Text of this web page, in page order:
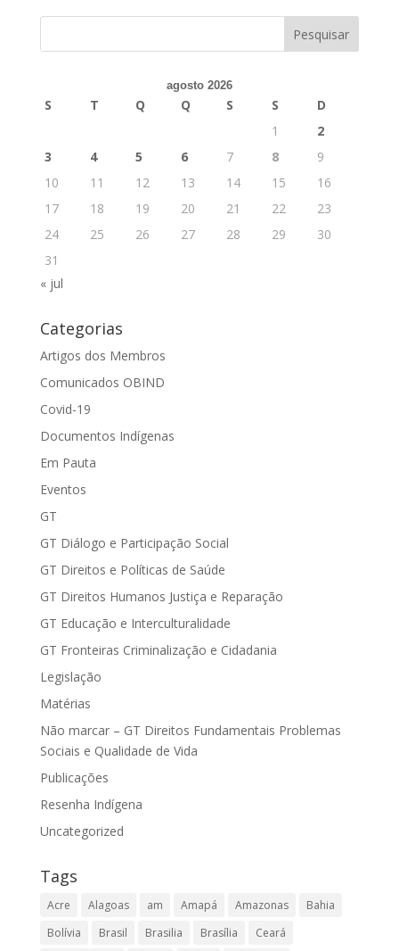
agosto 2026
S T Q Q S S
D
1
2
3
4 5 6 7 8
9
10
11 12 13 14 15
16
17
18 19 20 21 22
23
24
25 26 27 28 29
30
31
« jul
Categorias
Artigos dos Membros
Comunicados OBIND
Covid-19
Documentos Indígenas
Em Pauta
Eventos
GT
GT Diálogo e Participação Social
GT Direitos e Políticas de Saúde
GT Direitos Humanos Justiça e Reparação
GT Educação e Interculturalidade
GT Fronteiras Criminalização e Cidadania
Legislação
Matérias
Não marcar – GT Direitos Fundamentais Problemas
Sociais e Qualidade de Vida
Publicações
Resenha Indígena
Uncategorized
Tags
Acre Alagoas am Amapá Amazonas
Bahia
Bolívia
Brasil Brasilia Brasília
Ceará